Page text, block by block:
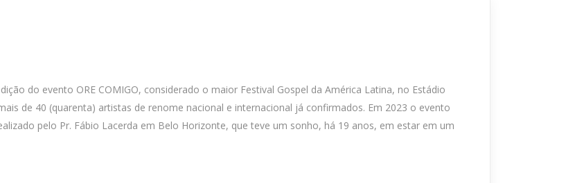
do evento ORE COMIGO, considerado o maior Festival Gospel da América Latina, no Estádio
de 40 (quarenta) artistas de renome nacional e internacional já confirmados. Em 2023 o evento
pelo Pr. Fábio Lacerda em Belo Horizonte, que teve um sonho, há 19 anos, em estar em um